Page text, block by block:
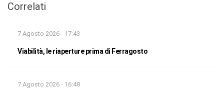
Correlati
7 Agosto 2026 - 17:43
Viabilità, le riaperture prima di Ferragosto
7 Agosto 2026 - 16:48